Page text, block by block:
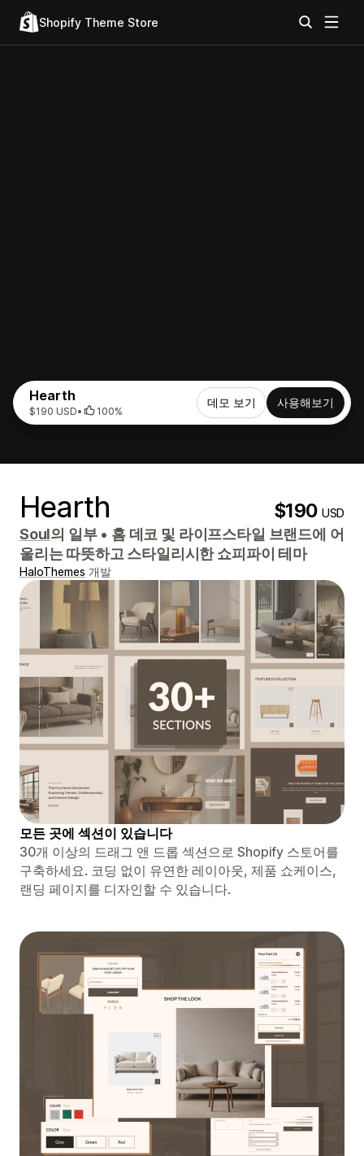
Shopify Theme Store
Hearth
$190 USD• 100%
데모 보기 사용해보기
Hearth $190USD
Soul의 일부 • 홈 데코 및 라이프스타일 브랜드에 어
울리는 따뜻하고 스타일리시한 쇼피파이 테마
HaloThemes 개발
모든 곳에 섹션이 있습니다
30개 이상의 드래그 앤 드롭 섹션으로 Shopify 스토어를
구축하세요. 코딩 없이 유연한 레이아웃, 제품 쇼케이스,
랜딩 페이지를 디자인할 수 있습니다.